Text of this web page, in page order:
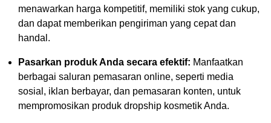
menawarkan harga kompetitif, memiliki stok yang cukup,
dan dapat memberikan pengiriman yang cepat dan
handal.
Pasarkan produk Anda secara efektif: Manfaatkan
berbagai saluran pemasaran online, seperti media
sosial, iklan berbayar, dan pemasaran konten, untuk
mempromosikan produk dropship kosmetik Anda.